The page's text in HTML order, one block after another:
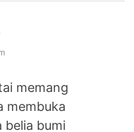
memang
membuka
belia bumi